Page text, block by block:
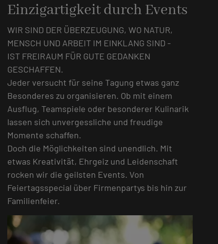
Einzigartigkeit durch Events
WIR SIND DER ÜBERZEUGUNG, WO NATUR,
MENSCH UND ARBEIT IM EINKLANG SIND -
IST FREIRAUM FÜR GUTE GEDANKEN
GESCHAFFEN.
Jeder versucht für seine Tagung etwas ganz
Besonderes zu organisieren. Ob mit einem
Ausflug, Teamspiele oder besonderer Kulinarik
lassen sich unvergessliche und freudige
Momente schaffen.
Doch die Möglichkeiten sind unendlich. Mit
etwas Kreativität, Ehrgeiz und Leidenschaft
rocken wir die geilsten Events. Von
Feiertagsspecial über Firmenpartys bis hin zur
Familienfeier.